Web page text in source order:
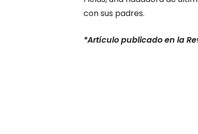
con sus padres.
*Artículo publicado en la